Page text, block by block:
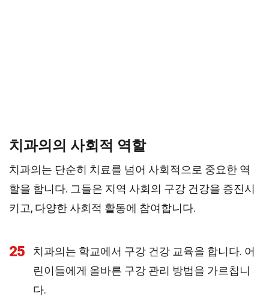
치과의의 사회적 역할
치과의는 단순히 치료를 넘어 사회적으로 중요한 역
할을 합니다. 그들은 지역 사회의 구강 건강을 증진시
키고, 다양한 사회적 활동에 참여합니다.
25
치과의는 학교에서 구강 건강 교육을 합니다. 어
린이들에게 올바른 구강 관리 방법을 가르칩니
다.